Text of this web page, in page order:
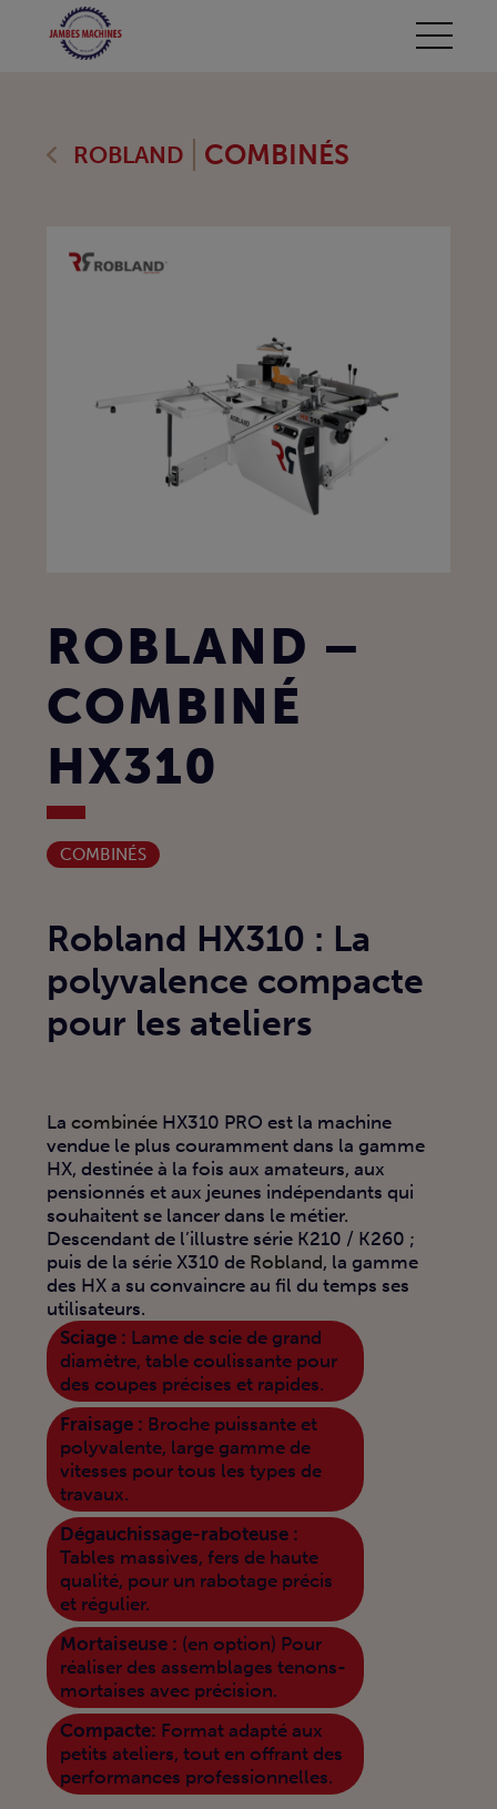
ROBLAND COMBINÉS
ROBLAND –
COMBINÉ
HX310
COMBINÉS
Robland HX310 : La
polyvalence compacte
pour les ateliers
La combinée HX310 PRO est la machine
vendue le plus couramment dans la gamme
HX, destinée à la fois aux amateurs, aux
pensionnés et aux jeunes indépendants qui
souhaitent se lancer dans le métier.
Descendant de l’illustre série K210 / K260 ;
puis de la série X310 de Robland, la gamme
des HX a su convaincre au fil du temps ses
utilisateurs.
Sciage : Lame de scie de grand
diamètre, table coulissante pour
des coupes précises et rapides.
Fraisage : Broche puissante et
polyvalente, large gamme de
vitesses pour tous les types de
travaux.
Dégauchissage-raboteuse :
Tables massives, fers de haute
qualité, pour un rabotage précis
et régulier.
Mortaiseuse : (en option) Pour
réaliser des assemblages tenons-
mortaises avec précision.
Compacte: Format adapté aux
petits ateliers, tout en offrant des
performances professionnelles.